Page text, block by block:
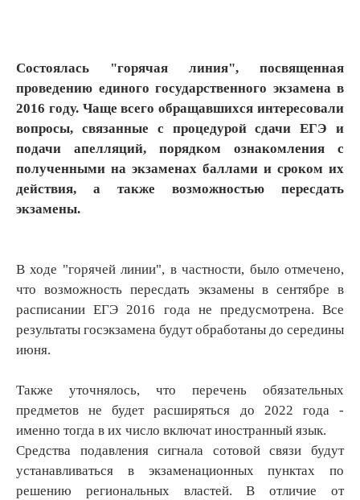
Состоялась "горячая линия", посвященная
проведению единого государственного экзамена в
2016 году. Чаще всего обращавшихся интересовали
вопросы, связанные с процедурой сдачи ЕГЭ и
подачи апелляций, порядком ознакомления с
полученными на экзаменах баллами и сроком их
действия, а также возможностью пересдать
экзамены.
В ходе "горячей линии", в частности, было отмечено,
что возможность пересдать экзамены в сентябре в
расписании ЕГЭ 2016 года не предусмотрена. Все
результаты госэкзамена будут обработаны до середины
июня.
Также уточнялось, что перечень обязательных
предметов не будет расширяться до 2022 года -
именно тогда в их число включат иностранный язык.
Средства подавления сигнала сотовой связи будут
устанавливаться в экзаменационных пунктах по
решению региональных властей. В отличие от